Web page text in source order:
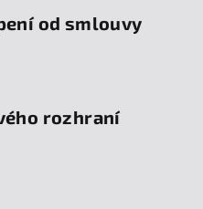
od smlouvy
rozhraní